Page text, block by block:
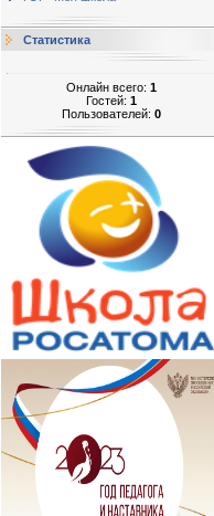
Статистика
Онлайн всего: 1
Гостей: 1
Пользователей: 0